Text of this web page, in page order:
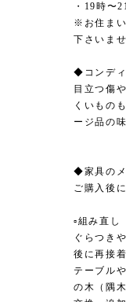
・19時〜
※お住まい
下さいませ
◆コンディ
目立つ傷
くいもの
ージ品の
◆家具のメ
ご購入後
▫︎組み直し
ぐらつき
後に再接
テーブル
の木（隅